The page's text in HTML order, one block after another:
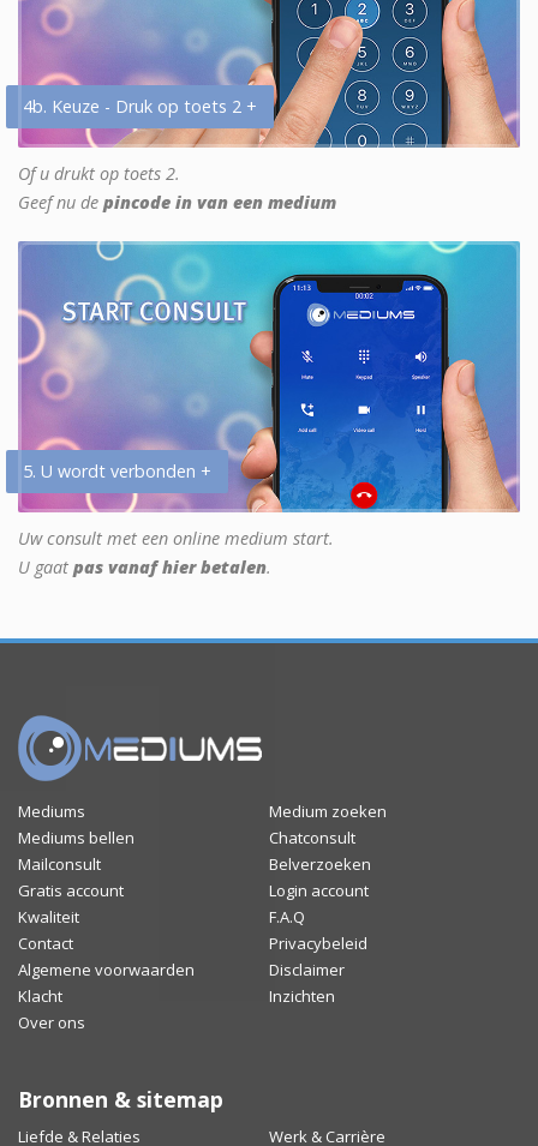
4b. Keuze - Druk op toets 2 +
Of u drukt op toets 2.
Geef nu de pincode in van een medium
5. U wordt verbonden +
Uw consult met een online medium start.
U gaat pas vanaf hier betalen.
Mediums
Medium zoeken
Mediums bellen
Chatconsult
Mailconsult
Belverzoeken
Gratis account
Login account
Kwaliteit
F.A.Q
Contact
Privacybeleid
Algemene voorwaarden
Disclaimer
Klacht
Inzichten
Over ons
Bronnen & sitemap
Liefde & Relaties Werk & Carrière